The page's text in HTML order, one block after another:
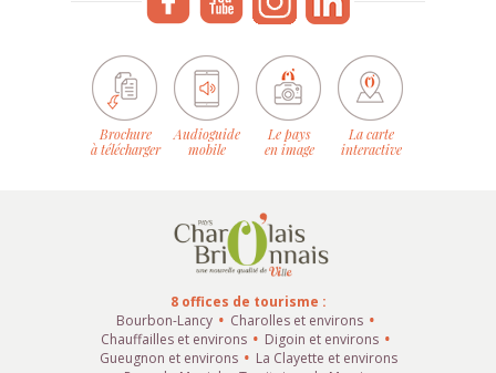
Brochure
à télécharger
Audioguide
mobile
Le pays
en image
La carte
interactive
8 offices de tourisme :
Bourbon-Lancy
Charolles et environs
Chauffailles et environs
Digoin et environs
Gueugnon et environs
La Clayette et environs